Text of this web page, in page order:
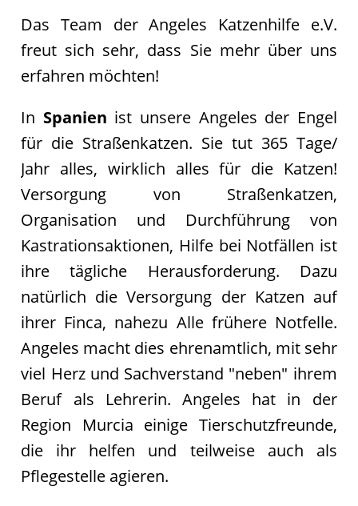
Informationen
Vermittlung
Kastration
Schönheit
Helfen
Futtergutscheine
Spenden
Partnerprogramme
Patenschaft
Pflegestellen
Danke
Pate
werden
Pate
gesucht
Kastrationen
Pate
gefunden
Happy
End
ab
Das Team der Angeles Katzenhilfe e.V.
freut sich sehr, dass Sie mehr über uns
erfahren möchten!
In Spanien ist unsere Angeles der Engel
für die Straßenkatzen. Sie tut 365 Tage/
Jahr alles, wirklich alles für die Katzen!
Versorgung von Straßenkatzen,
Organisation und Durchführung von
Kastrationsaktionen, Hilfe bei Notfällen ist
ihre tägliche Herausforderung. Dazu
natürlich die Versorgung der Katzen auf
ihrer Finca, nahezu Alle frühere Notfelle.
Angeles macht dies ehrenamtlich, mit sehr
viel Herz und Sachverstand "neben" ihrem
Beruf als Lehrerin. Angeles hat in der
Region Murcia einige Tierschutzfreunde,
die ihr helfen und teilweise auch als
Pflegestelle agieren.